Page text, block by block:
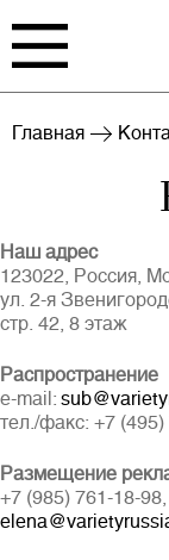
BIZ
BLOG
Войти
Главная
Наш адрес
123022, Россия,
ул. 2-я
стр. 42, 8 этаж
Распространение
e-mail:
тел./факс: +7
Размещение
+7 (985) 761-18-